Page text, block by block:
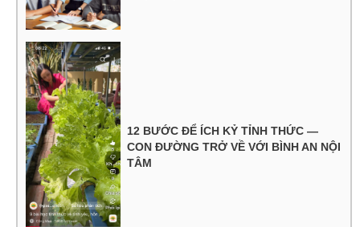
12 BƯỚC ĐỂ ÍCH KỶ TỈNH THỨC —
CON ĐƯỜNG TRỞ VỀ VỚI BÌNH AN NỘI
TÂM